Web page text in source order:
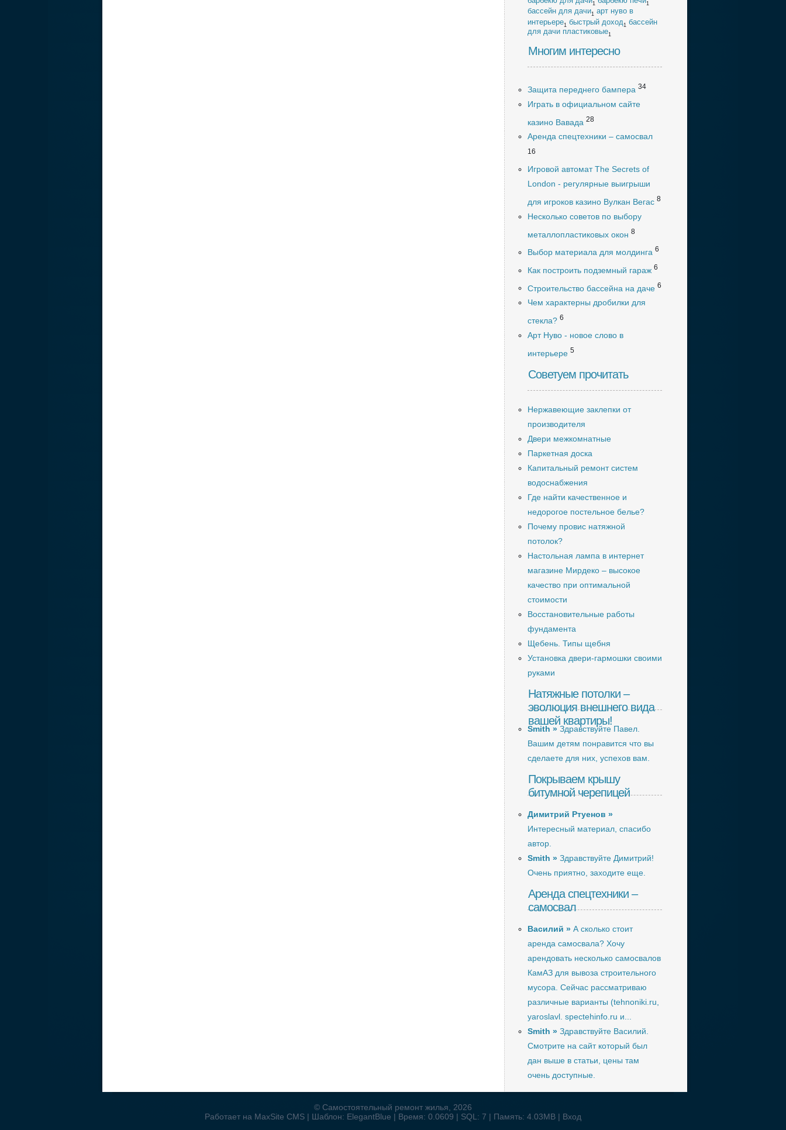
1 1
бассейн для дачи1 арт нуво в
интерьере1 быстрый доход1 бассейн
для дачи пластиковые1
Многим интересно
Защита переднего бампера 34
Играть в официальном сайте
казино Вавада 28
Аренда спецтехники – самосвал
16
Игровой автомат The Secrets of
London - регулярные выигрыши
для игроков казино Вулкан Вегас 8
Несколько советов по выбору
металлопластиковых окон 8
Выбор материала для молдинга 6
Как построить подземный гараж 6
Строительство бассейна на даче 6
Чем характерны дробилки для
стекла? 6
Арт Нуво - новое слово в
интерьере 5
Советуем прочитать
Нержавеющие заклепки от
производителя
Двери межкомнатные
Паркетная доска
Капитальный ремонт систем
водоснабжения
Где найти качественное и
недорогое постельное белье?
Почему провис натяжной
потолок?
Настольная лампа в интернет
магазине Мирдеко – высокое
качество при оптимальной
стоимости
Восстановительные работы
фундамента
Щебень. Типы щебня
Установка двери-гармошки своими
руками
Натяжные потолки –
эволюция внешнего вида
вашей квартиры!
Smith » Здравствуйте Павел.
Вашим детям понравится что вы
сделаете для них, успехов вам.
Покрываем крышу
битумной черепицей
Димитрий Ртуенов »
Интересный материал, спасибо
автор.
Smith » Здравствуйте Димитрий!
Очень приятно, заходите еще.
Аренда спецтехники –
самосвал
Василий » А сколько стоит
аренда самосвала? Хочу
арендовать несколько самосвалов
КамАЗ для вывоза строительного
мусора. Сейчас рассматриваю
различные варианты (tehnoniki.ru,
yaroslavl. spectehinfo.ru и...
Smith » Здравствуйте Василий.
Смотрите на сайт который был
дан выше в статьи, цены там
очень доступные.
© Самостоятельный ремонт жилья, 2026
Работает на MaxSite CMS | Шаблон: ElegantBlue | Время: 0.0609 | SQL: 7 | Память: 4.03MB | Вход